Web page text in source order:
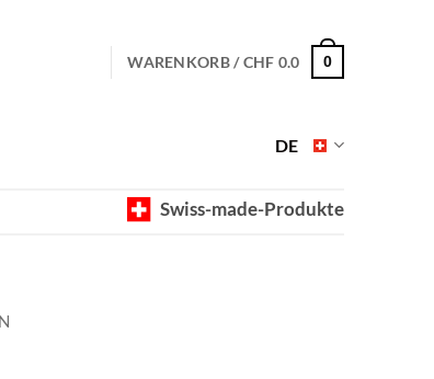
WARENKORB /CHF 0.0 0
DE
Swiss-made-Produkte